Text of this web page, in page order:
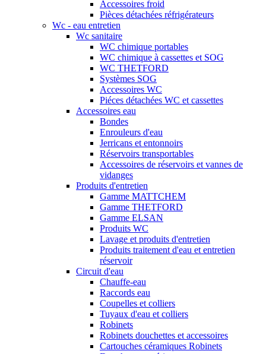
Accessoires froid
Pièces détachées réfrigérateurs
Wc - eau entretien
Wc sanitaire
WC chimique portables
WC chimique à cassettes et SOG
WC THETFORD
Systèmes SOG
Accessoires WC
Piéces détachées WC et cassettes
Accessoires eau
Bondes
Enrouleurs d'eau
Jerricans et entonnoirs
Réservoirs transportables
Accessoires de réservoirs et vannes de
vidanges
Produits d'entretien
Gamme MATTCHEM
Gamme THETFORD
Gamme ELSAN
Produits WC
Lavage et produits d'entretien
Produits traitement d'eau et entretien
réservoir
Circuit d'eau
Chauffe-eau
Raccords eau
Coupelles et colliers
Tuyaux d'eau et colliers
Robinets
Robinets douchettes et accessoires
Cartouches céramiques Robinets